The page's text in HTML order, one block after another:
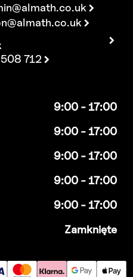
712
9:00 - 17:00
9:00 - 17:00
9:00 - 17:00
9:00 - 17:00
9:00 - 17:00
Zamknięte